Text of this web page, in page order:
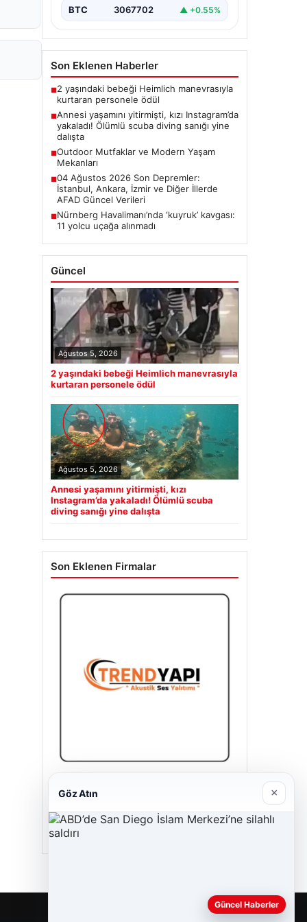
takip…
BTC 3067702 ▲ +0.55%
Son Eklenen Haberler
■2 yaşındaki bebeği Heimlich manevrasıyla
kurtaran personele ödül
■Annesi yaşamını yitirmişti, kızı Instagram’da
yakaladı! Ölümlü scuba diving sanığı yine
dalışta
■Outdoor Mutfaklar ve Modern Yaşam
Mekanları
■04 Ağustos 2026 Son Depremler:
İstanbul, Ankara, İzmir ve Diğer İllerde
AFAD Güncel Verileri
■Nürnberg Havalimanı’nda ‘kuyruk’ kavgası:
11 yolcu uçağa alınmadı
Güncel
Ağustos 5, 2026
2 yaşındaki bebeği Heimlich manevrasıyla
kurtaran personele ödül
Ağustos 5, 2026
Annesi yaşamını yitirmişti, kızı
Instagram’da yakaladı! Ölümlü scuba
diving sanığı yine dalışta
Son Eklenen Firmalar
Trend Yapı Akustik
Göz Atın ×
Güncel Haberler